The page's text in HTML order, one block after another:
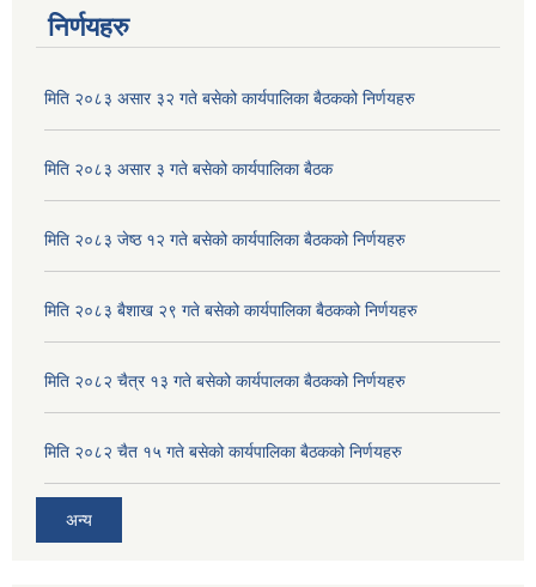
निर्णयहरु
मिति २०८३ असार ३२ गते बसेको कार्यपालिका बैठकको निर्णयहरु
मिति २०८३ असार ३ गते बसेको कार्यपालिका बैठक
मिति २०८३ जेष्ठ १२ गते बसेको कार्यपालिका बैठकको निर्णयहरु
मिति २०८३ बैशाख २९ गते बसेको कार्यपालिका बैठकको निर्णयहरु
मिति २०८२ चैत्र १३ गते बसेको कार्यपालका बैठकको निर्णयहरु
मिति २०८२ चैत १५ गते बसेको कार्यपालिका बैठकको निर्णयहरु
अन्य